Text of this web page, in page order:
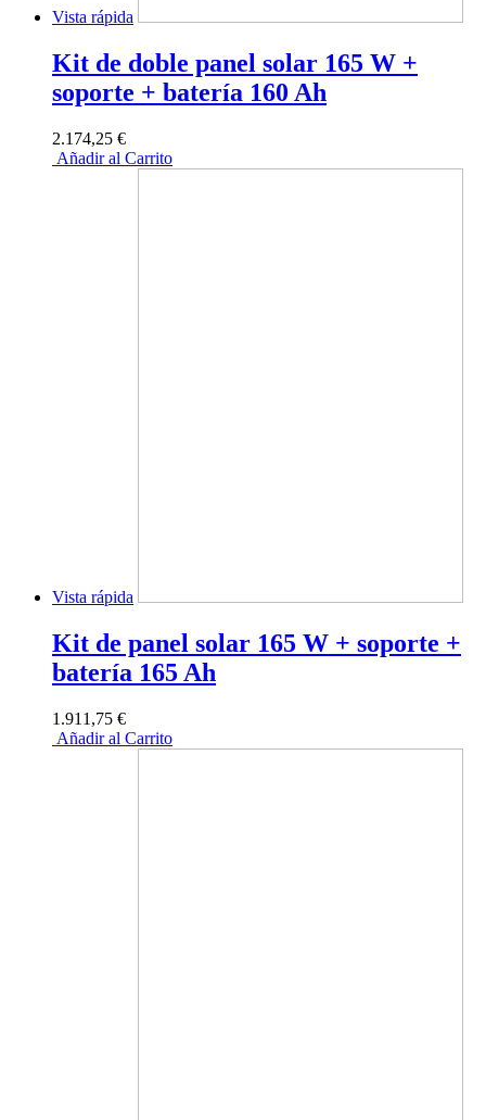
Vista rápida
Kit de doble panel solar 165 W +
soporte + batería 160 Ah
2.174,25 €
Añadir al Carrito
Vista rápida
Kit de panel solar 165 W + soporte +
batería 165 Ah
1.911,75 €
Añadir al Carrito